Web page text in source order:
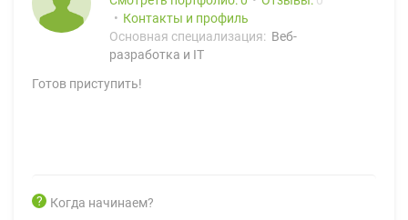
Контакты и профиль
Основная специализация: Веб-
разработка и IT
Готов приступить!
Когда начинаем?